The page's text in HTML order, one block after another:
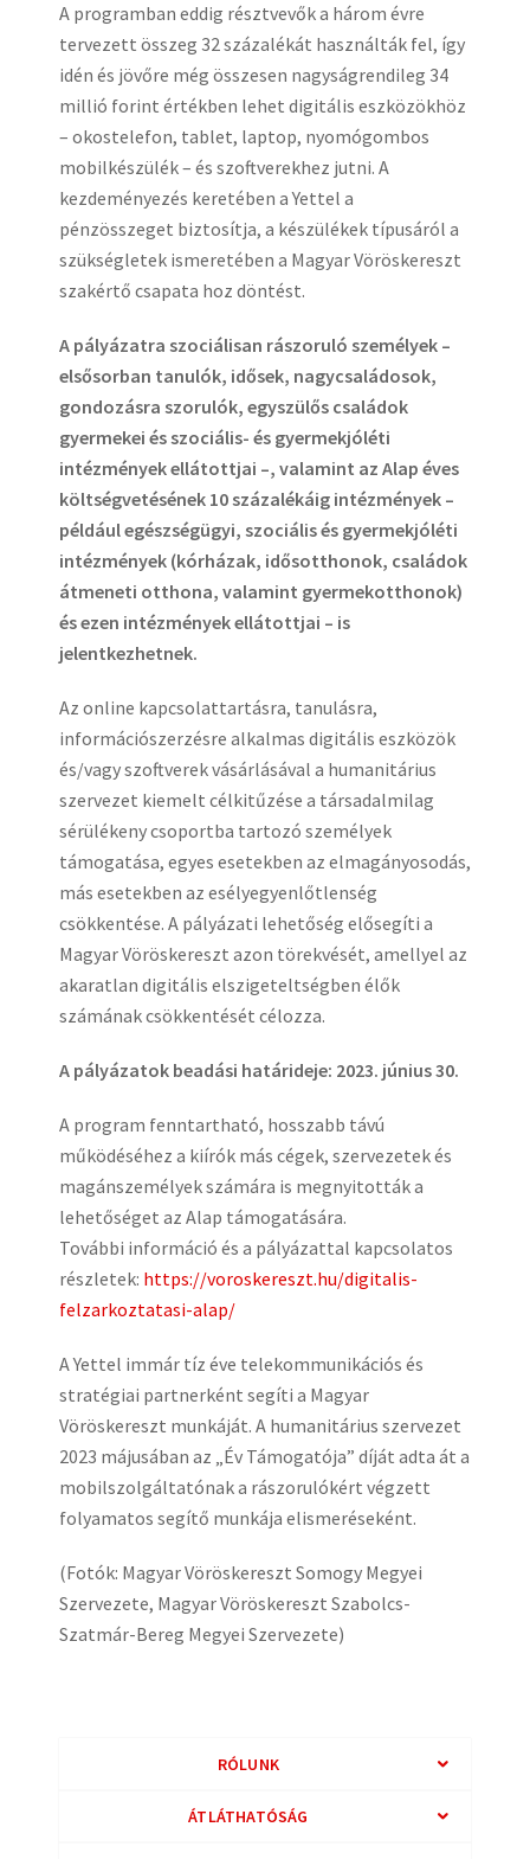
A programban eddig résztvevők a három évre
tervezett összeg 32 százalékát használták fel, így
idén és jövőre még összesen nagyságrendileg 34
millió forint értékben lehet digitális eszközökhöz
– okostelefon, tablet, laptop, nyomógombos
mobilkészülék – és szoftverekhez jutni. A
kezdeményezés keretében a Yettel a
pénzösszeget biztosítja, a készülékek típusáról a
szükségletek ismeretében a Magyar Vöröskereszt
szakértő csapata hoz döntést.
A pályázatra szociálisan rászoruló személyek –
elsősorban tanulók, idősek, nagycsaládosok,
gondozásra szorulók, egyszülős családok
gyermekei és szociális- és gyermekjóléti
intézmények ellátottjai –, valamint az Alap éves
költségvetésének 10 százalékáig intézmények –
például egészségügyi, szociális és gyermekjóléti
intézmények (kórházak, idősotthonok, családok
átmeneti otthona, valamint gyermekotthonok)
és ezen intézmények ellátottjai – is
jelentkezhetnek.
Az online kapcsolattartásra, tanulásra,
információszerzésre alkalmas digitális eszközök
és/vagy szoftverek vásárlásával a humanitárius
szervezet kiemelt célkitűzése a társadalmilag
sérülékeny csoportba tartozó személyek
támogatása, egyes esetekben az elmagányosodás,
más esetekben az esélyegyenlőtlenség
csökkentése. A pályázati lehetőség elősegíti a
Magyar Vöröskereszt azon törekvését, amellyel az
akaratlan digitális elszigeteltségben élők
számának csökkentését célozza.
A pályázatok beadási határideje: 2023. június 30.
A program fenntartható, hosszabb távú
működéséhez a kiírók más cégek, szervezetek és
magánszemélyek számára is megnyitották a
lehetőséget az Alap támogatására.
További információ és a pályázattal kapcsolatos
részletek: https://voroskereszt.hu/digitalis-
felzarkoztatasi-alap/
A Yettel immár tíz éve telekommunikációs és
stratégiai partnerként segíti a Magyar
Vöröskereszt munkáját. A humanitárius szervezet
2023 májusában az „Év Támogatója” díját adta át a
mobilszolgáltatónak a rászorulókért végzett
folyamatos segítő munkája elismeréseként.
(Fotók: Magyar Vöröskereszt Somogy Megyei
Szervezete, Magyar Vöröskereszt Szabolcs-
Szatmár-Bereg Megyei Szervezete)
RÓLUNK
ÁTLÁTHATÓSÁG